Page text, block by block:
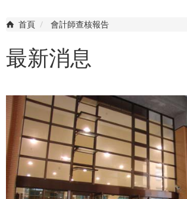
首頁 會計師查核報告
最新消息